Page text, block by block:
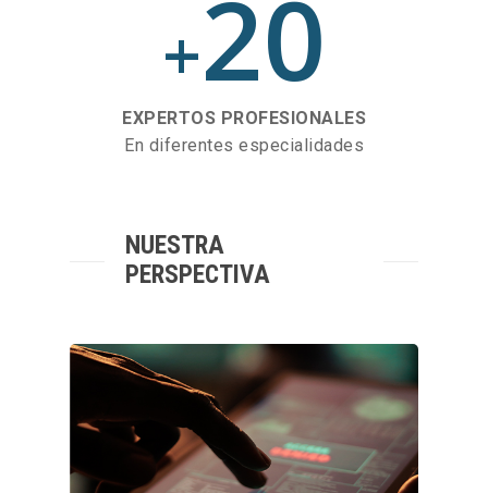
+20
EXPERTOS PROFESIONALES
En diferentes especialidades
NUESTRA
PERSPECTIVA